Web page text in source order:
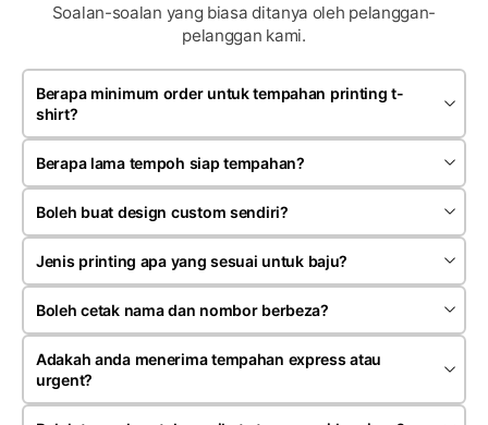
Soalan-soalan yang biasa ditanya oleh pelanggan-
pelanggan kami.
Berapa minimum order untuk tempahan printing t-
shirt?
Minimum order bergantung kepada jenis produk dan teknik
printing yang dipilih. Kebiasaannya tempahan bermula
sekitar 20 hingga 30 helai untuk satu design.
Berapa lama tempoh siap tempahan?
Kebiasaannya tempahan siap dalam anggaran 7 hingga 14
hari bekerja selepas artwork dan pembayaran deposit
disahkan. Tempoh mungkin berubah mengikut kuantiti serta
jenis tempahan
Boleh buat design custom sendiri?
Ya. Anda boleh menghantar design sendiri, logo, gambar
rujukan atau idea kepada team kami untuk proses semakan
dan penyediaan mockup sebelum production dijalankan.
Jenis printing apa yang sesuai untuk baju?
Ia bergantung kepada jenis fabrik, kuantiti dan rekaan. Kami
menyediakan silk screen, heat press, sublimation dan
embroidery mengikut kesesuaian tempahan pelanggan.
Boleh cetak nama dan nombor berbeza?
Ya. Kami menerima tempahan nama individu, nombor,
jabatan atau posisi berbeza terutamanya untuk jersey,
uniform syarikat dan pakaian event.
Adakah anda menerima tempahan express atau
urgent?
Ya, kami menerima tempahan express bergantung kepada